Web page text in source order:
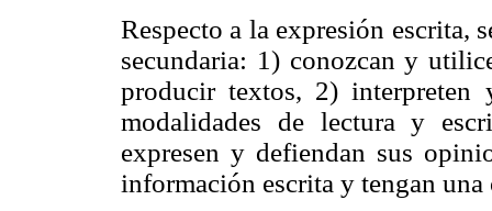
Respecto a la expresión escrita,
secundaria: 1) conozcan y
producir textos, 2) interpreten
modalidades de lectura y
expresen y defiendan sus
información escrita y tengan